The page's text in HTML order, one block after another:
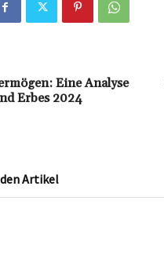
Eine Analyse
Erbes 2024
Artikel